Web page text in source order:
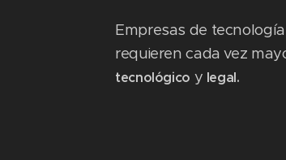
Empresas de
requieren cada vez
tecnológico y legal.